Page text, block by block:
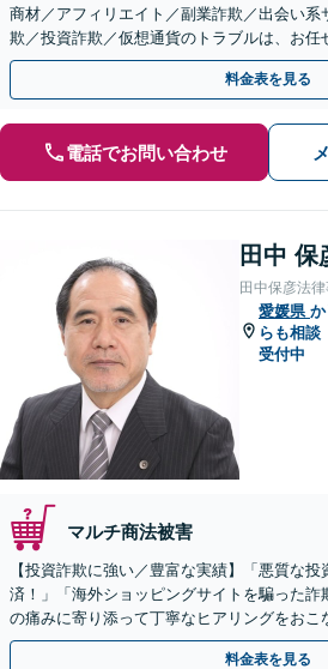
商材／アフィリエイト／副業詐欺／出会い系
欺／投資詐欺／仮想通貨のトラブルは、お任
のみで解決も可能！
料金表を見る
電話でお問い合わせ
田中 保
田中保彦法
愛媛県 か
らも相談
受付中
マルチ商法被害
【投資詐欺に強い／豊富な実績】「悪質な
済！」「海外ショッピングサイトを騙った詐
の痛みに寄り添って丁寧なヒアリングをおこ
金が得られるよう尽力します！
料金表を見る